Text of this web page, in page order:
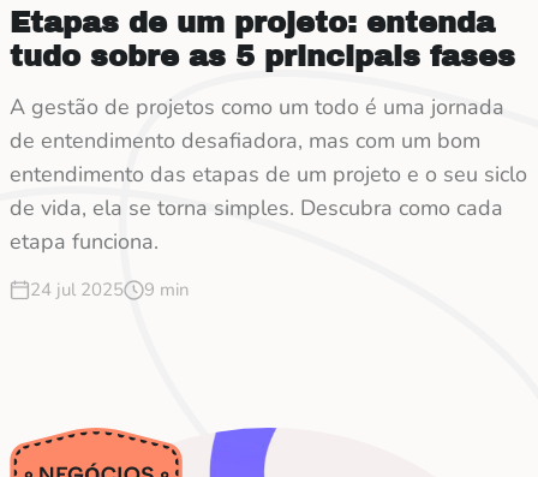
Etapas de um projeto: entenda
tudo sobre as 5 principais fases
A gestão de projetos como um todo é uma jornada
de entendimento desafiadora, mas com um bom
entendimento das etapas de um projeto e o seu siclo
de vida, ela se torna simples. Descubra como cada
etapa funciona.
24 jul 2025 9 min